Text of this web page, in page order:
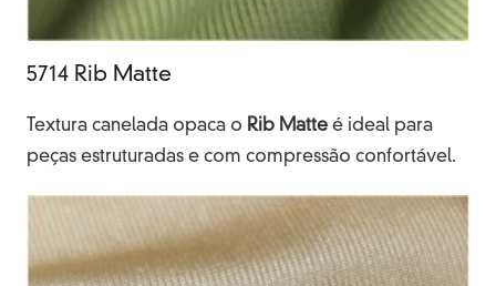
5714 Rib Matte
Textura canelada opaca o Rib Matte é ideal para
peças estruturadas e com compressão confortável.